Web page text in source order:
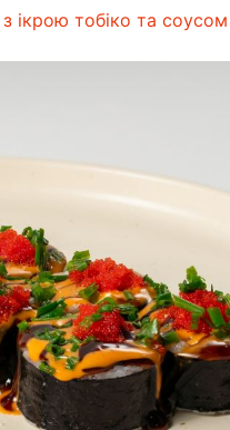
ікрою тобіко та соусом